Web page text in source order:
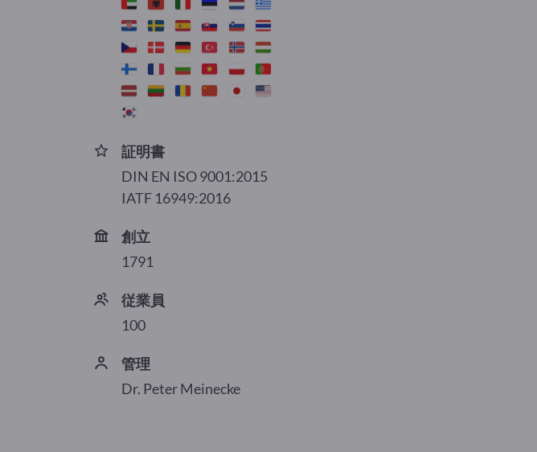
証明書
DIN EN ISO 9001:2015
IATF 16949:2016
創立
1791
従業員
100
管理
Dr. Peter Meinecke